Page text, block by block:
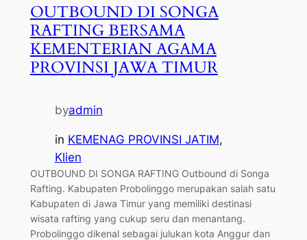
OUTBOUND DI SONGA
RAFTING BERSAMA
KEMENTERIAN AGAMA
PROVINSI JAWA TIMUR
byadmin
in KEMENAG PROVINSI JATIM
Klien
OUTBOUND DI SONGA RAFTING Outbound di Songa
Rafting. Kabupaten Probolinggo merupakan salah satu
Kabupaten di Jawa Timur yang memiliki destinasi
wisata rafting yang cukup seru dan menantang.
Probolinggo dikenal sebagai julukan kota Anggur dan